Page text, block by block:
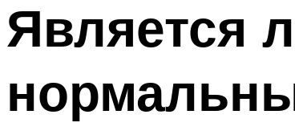
Является